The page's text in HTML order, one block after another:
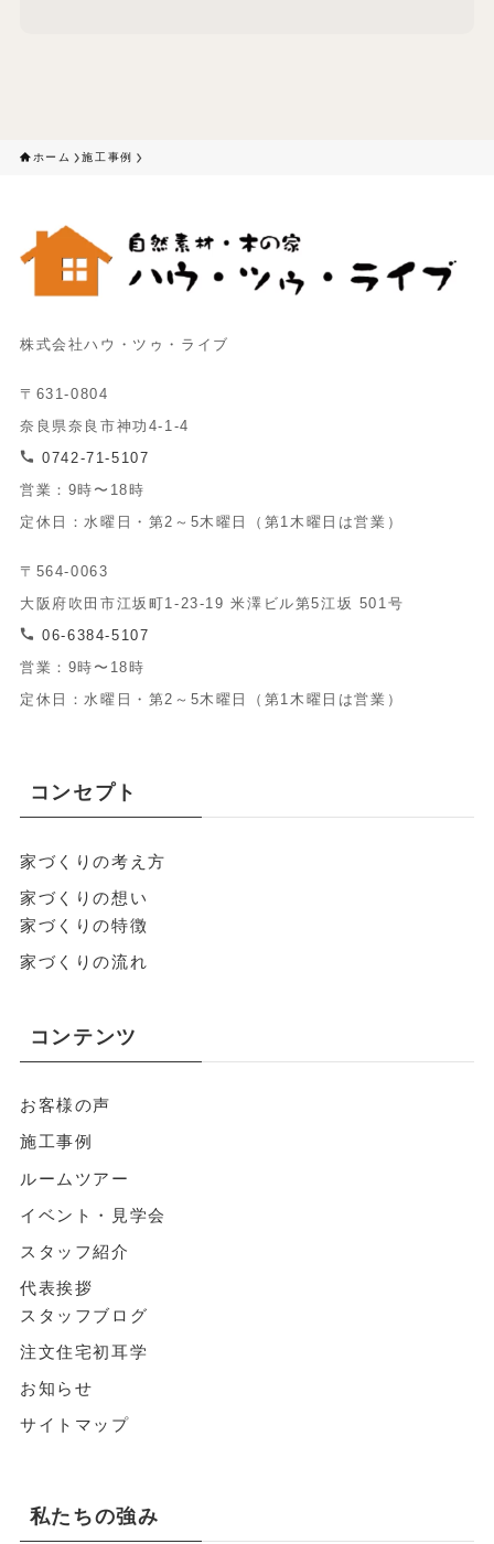
ホーム 施工事例
株式会社ハウ・ツゥ・ライブ
〒631-0804
奈良県奈良市神功4-1-4
0742-71-5107
営業：9時〜18時
定休日：水曜日・第2～5木曜日（第1木曜日は営業）
〒564-0063
大阪府吹田市江坂町1-23-19 米澤ビル第5江坂 501号
06-6384-5107
営業：9時〜18時
定休日：水曜日・第2～5木曜日（第1木曜日は営業）
コンセプト
家づくりの考え方
家づくりの想い
家づくりの特徴
家づくりの流れ
コンテンツ
お客様の声
施工事例
ルームツアー
イベント・見学会
スタッフ紹介
代表挨拶
スタッフブログ
注文住宅初耳学
お知らせ
サイトマップ
私たちの強み